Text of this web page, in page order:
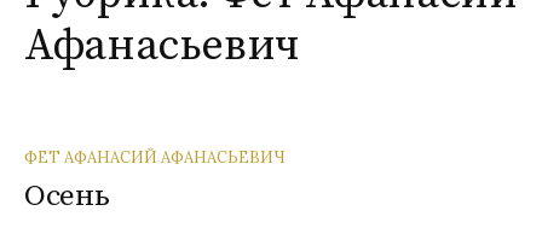
Афанасьевич
ФЕТ АФАНАСИЙ АФАНАСЬЕВИЧ
Осень